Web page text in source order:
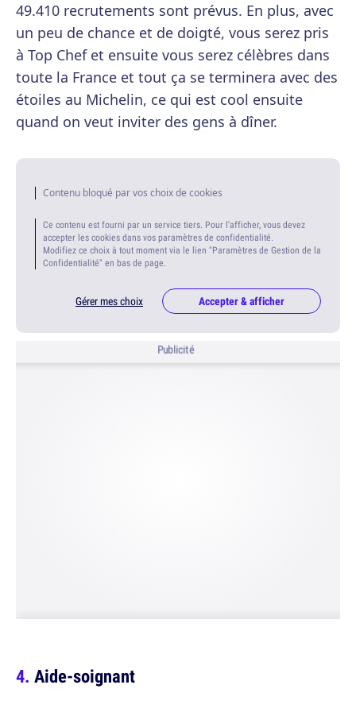
49.410 recrutements sont prévus. En plus, avec
un peu de chance et de doigté, vous serez pris
à Top Chef et ensuite vous serez célèbres dans
toute la France et tout ça se terminera avec des
étoiles au Michelin, ce qui est cool ensuite
quand on veut inviter des gens à dîner.
Contenu bloqué par vos choix de cookies
Ce contenu est fourni par un service tiers. Pour l'afficher, vous devez
accepter les cookies dans vos paramètres de confidentialité.
Modifiez ce choix à tout moment via le lien "Paramètres de Gestion de la
Confidentialité" en bas de page.
Gérer mes choix Accepter & afficher
Publicité
Aide-soignant